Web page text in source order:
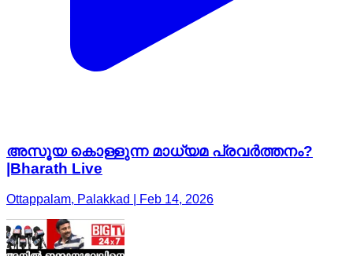
അസൂയ കൊള്ളുന്ന മാധ്യമ പ്രവർത്തനം?
|Bharath Live
Ottappalam, Palakkad | Feb 14, 2026